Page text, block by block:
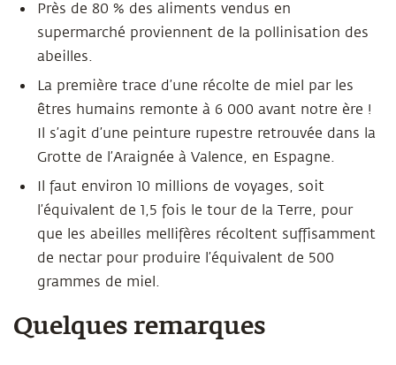
Près de 80 % des aliments vendus en
supermarché proviennent de la pollinisation des
abeilles.
La première trace d’une récolte de miel par les
êtres humains remonte à 6 000 avant notre ère !
Il s’agit d’une peinture rupestre retrouvée dans la
Grotte de l’Araignée à Valence, en Espagne.
Il faut environ 10 millions de voyages, soit
l’équivalent de 1,5 fois le tour de la Terre, pour
que les abeilles mellifères récoltent suffisamment
de nectar pour produire l’équivalent de 500
grammes de miel.
Quelques remarques